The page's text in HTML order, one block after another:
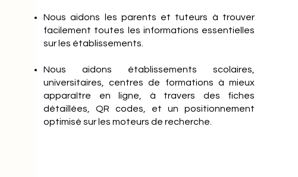
Nousaidons les parents et tuteurs à trouver
facilement toutes les informations essentielles
sur les établissements.
Nous aidons établissements scolaires,
universitaires, centres de formations à mieux
apparaître en ligne, à travers des fiches
détaillées, QR codes, et un positionnement
optimisé sur les moteurs de recherche.